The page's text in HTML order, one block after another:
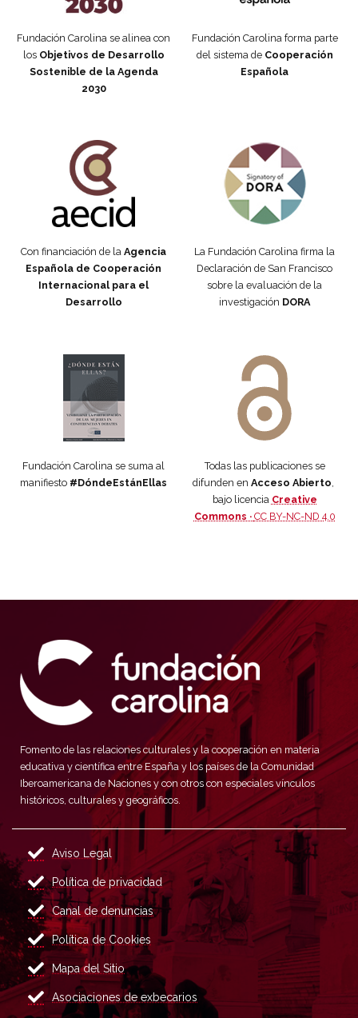
Fundación Carolina se alinea con
los Objetivos de Desarrollo
Sostenible de la Agenda
2030
Fundación Carolina forma parte
del sistema de Cooperación
Española
Con financiación de la Agencia
Española de Cooperación
Internacional para el
Desarrollo
La Fundación Carolina firma la
Declaración de San Francisco
sobre la evaluación de la
investigación DORA
Fundación Carolina se suma al
manifiesto #DóndeEstánEllas
Todas las publicaciones se
difunden en Acceso Abierto
bajo licencia Creative
Commons · CC BY-NC-ND 4.0
Fomento de las relaciones culturales y la cooperación en materia
educativa y científica entre España y los países de la Comunidad
Iberoamericana de Naciones y con otros con especiales vínculos
históricos, culturales y geográficos.
Aviso Legal
Política de privacidad
Canal de denuncias
Política de Cookies
Mapa del Sitio
Asociaciones de exbecarios